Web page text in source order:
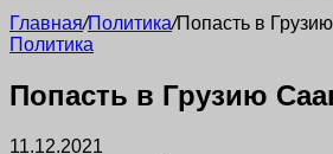
Главная/Политика/Попасть в
Политика
Попасть в Грузию
11.12.2021